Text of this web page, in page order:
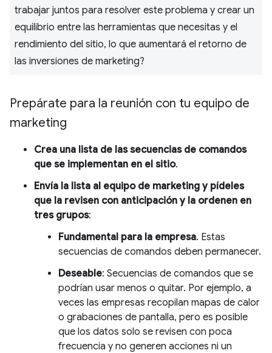
trabajar juntos para resolver este problema y crear un
equilibrio entre las herramientas que necesitas y el
rendimiento del sitio, lo que aumentará el retorno de
las inversiones de marketing?
Prepárate para la reunión con tu equipo de
marketing
Crea una lista de las secuencias de comandos
que se implementan en el sitio.
Envía la lista al equipo de marketing y pídeles
que la revisen con anticipación y la ordenen en
tres grupos:
Fundamental para la empresa. Estas
secuencias de comandos deben permanecer.
Deseable: Secuencias de comandos que se
podrían usar menos o quitar. Por ejemplo, a
veces las empresas recopilan mapas de calor
o grabaciones de pantalla, pero es posible
que los datos solo se revisen con poca
frecuencia y no generen acciones ni un